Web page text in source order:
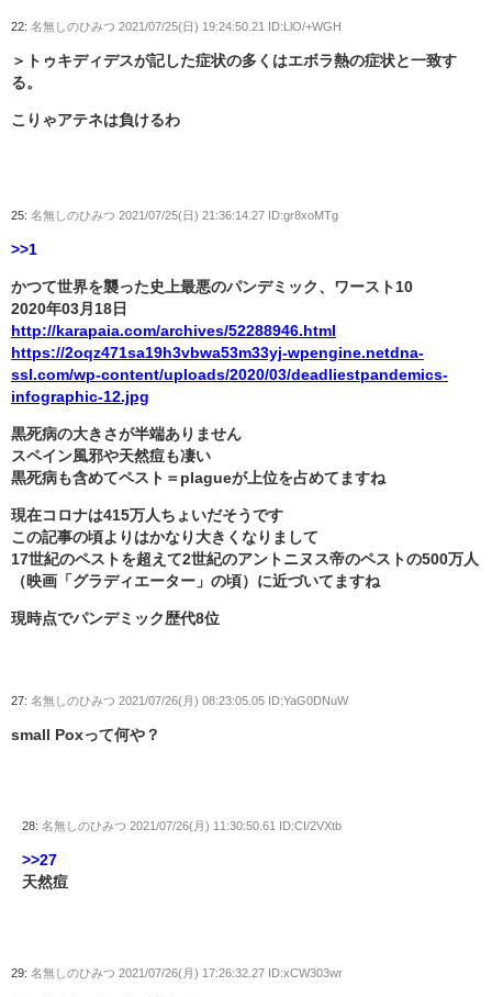
22: 名無しのひみつ 2021/07/25(日) 19:24:50.21 ID:LlO/+WGH
＞トゥキディデスが記した症状の多くはエボラ熱の症状と一致す
る。
こりゃアテネは負けるわ
25: 名無しのひみつ 2021/07/25(日) 21:36:14.27 ID:gr8xoMTg
>>1
かつて世界を襲った史上最悪のパンデミック、ワースト10
2020年03月18日
http://karapaia.com/archives/52288946.html
https://2oqz471sa19h3vbwa53m33yj-wpengine.netdna-
ssl.com/wp-content/uploads/2020/03/deadliestpandemics-
infographic-12.jpg
黒死病の大きさが半端ありません
スペイン風邪や天然痘も凄い
黒死病も含めてペスト＝plagueが上位を占めてますね
現在コロナは415万人ちょいだそうです
この記事の頃よりはかなり大きくなりまして
17世紀のペストを超えて2世紀のアントニヌス帝のペストの500万人
（映画「グラディエーター」の頃）に近づいてますね
現時点でパンデミック歴代8位
27: 名無しのひみつ 2021/07/26(月) 08:23:05.05 ID:YaG0DNuW
small Poxって何や？
28: 名無しのひみつ 2021/07/26(月) 11:30:50.61 ID:CI/2VXtb
>>27
天然痘
29: 名無しのひみつ 2021/07/26(月) 17:26:32.27 ID:xCW303wr